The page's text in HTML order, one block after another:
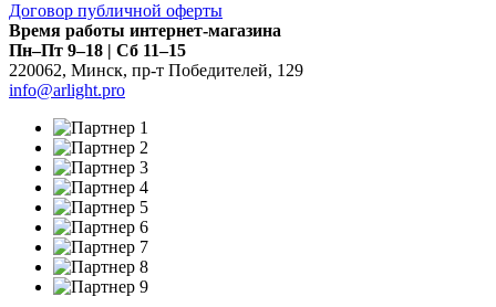
Договор публичной оферты
Время работы интернет-магазина
Пн–Пт 9–18 | Сб 11–15
220062, Минск, пр-т Победителей, 129
info@arlight.pro